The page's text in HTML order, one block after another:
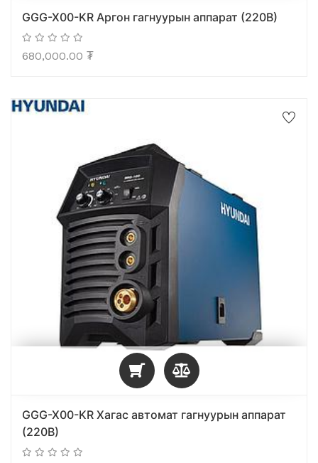
GGG-X00-KR Аргон гагнуурын аппарат (220В)
680,000.00 ₮
GGG-X00-KR Хагас автомат гагнуурын аппарат
(220В)